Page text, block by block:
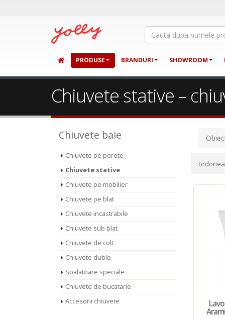
PRODUSE BRANDURI SHOWROOM
Chiuvete stative –
Chiuvete baie
Chiuvete pe perete
Chiuvete stative
Chiuvete pe mobilier
Chiuvete pe blat
Chiuvete incastrabile
Chiuvete sub blat
Chiuvete de colt
Chiuvete duble
Spalatoare speciale
Chiuvete de bucatarie
Accesorii chiuvete